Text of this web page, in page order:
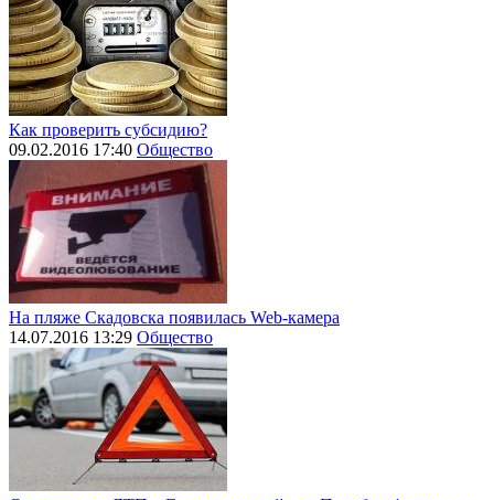
Как проверить субсидию?
09.02.2016 17:40 Общество
На пляже Скадовска появилась Web-камера
14.07.2016 13:29 Общество